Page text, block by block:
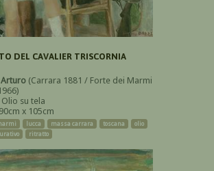
DEL CAVALIER TRISCORNIA
Arturo (Carrara 1881 / Forte dei Marmi
Olio su tela
x 105cm
lucca massa carrara toscana
olio
ritratto